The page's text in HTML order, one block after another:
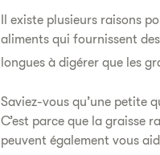
Il existe plusieurs raisons
aliments qui fournissent
longues à digérer que les
Saviez-vous qu’une petite
C’est parce que la graisse
peuvent également vous